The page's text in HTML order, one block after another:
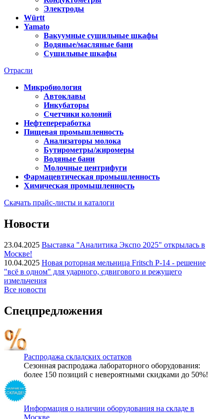
Электроды
Württ
Yamato
Вакуумные сушильные шкафы
Водяные/масляные бани
Сушильные шкафы
Отрасли
Микробиология
Автоклавы
Инкубаторы
Счетчики колоний
Нефтепереработка
Пищевая промышленность
Анализаторы молока
Бутирометры/жиромеры
Водяные бани
Молочные центрифуги
Фармацевтическая промышленность
Химическая промышленность
Скачать прайс-листы и каталоги
Новости
23.04.2025 Выставка "Аналитика Экспо 2025" открылась в
Москве!
10.04.2025 Новая роторная мельница Fritsch P-14 - решение
"всё в одном" для ударного, сдвигового и режущего
измельчения
Все новости
Спецпредложения
Распродажа складских остатков
Сезонная распродажа лабораторного оборудования:
более 150 позиций с невероятными скидками до 50%!
Информация о наличии оборудования на складе в
Москве